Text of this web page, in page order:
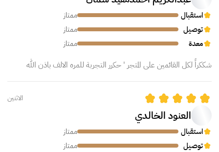
استقبال
ممتاز
توصيل
ممتاز
معدة
ممتاز
شككراً لكل القائمين على المتجر ' حكرر التجربة للمره الالف باذن الله
الاثنين
العنود الخالدي
استقبال
ممتاز
توصيل
ممتاز